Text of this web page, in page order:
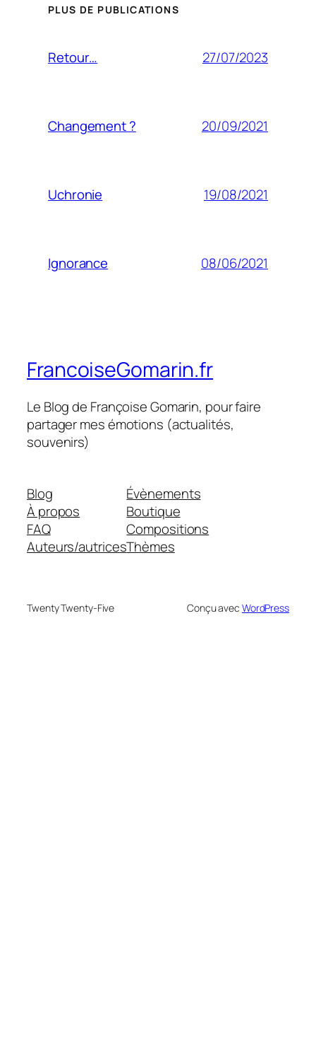
PLUS DE PUBLICATIONS
Retour… 27/07/2023
Changement ? 20/09/2021
Uchronie 19/08/2021
Ignorance 08/06/2021
FrancoiseGomarin.fr
Le Blog de Françoise Gomarin, pour faire
partager mes émotions (actualités,
souvenirs)
Blog
À propos
FAQ
Auteurs/autrices
Évènements
Boutique
Compositions
Thèmes
Twenty Twenty-Five Conçu avec WordPress